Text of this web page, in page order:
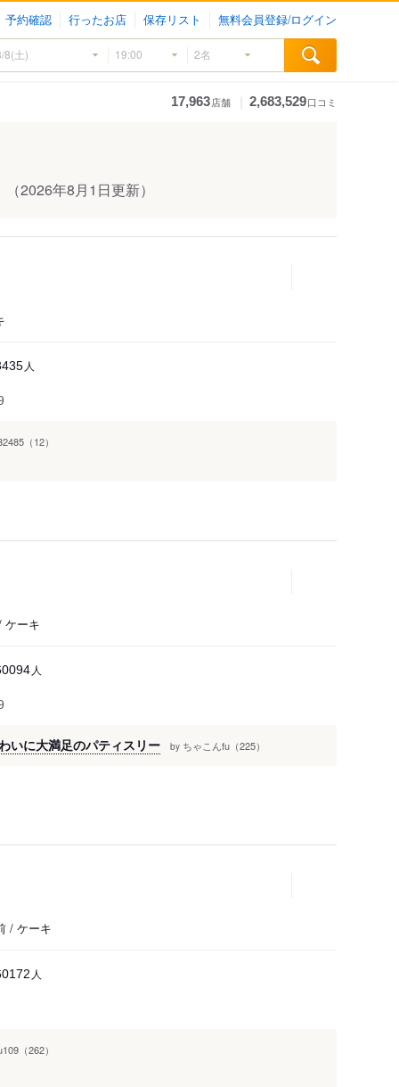
予約確認 行ったお店 保存リスト 無料会員登録/ログイン
17,963店舗 2,683,529口コミ
（2026年8月1日更新）
人
（12）
ケーキ
人
いに大満足のパティスリー by ちゃこんfu（225）
/ ケーキ
人
（262）